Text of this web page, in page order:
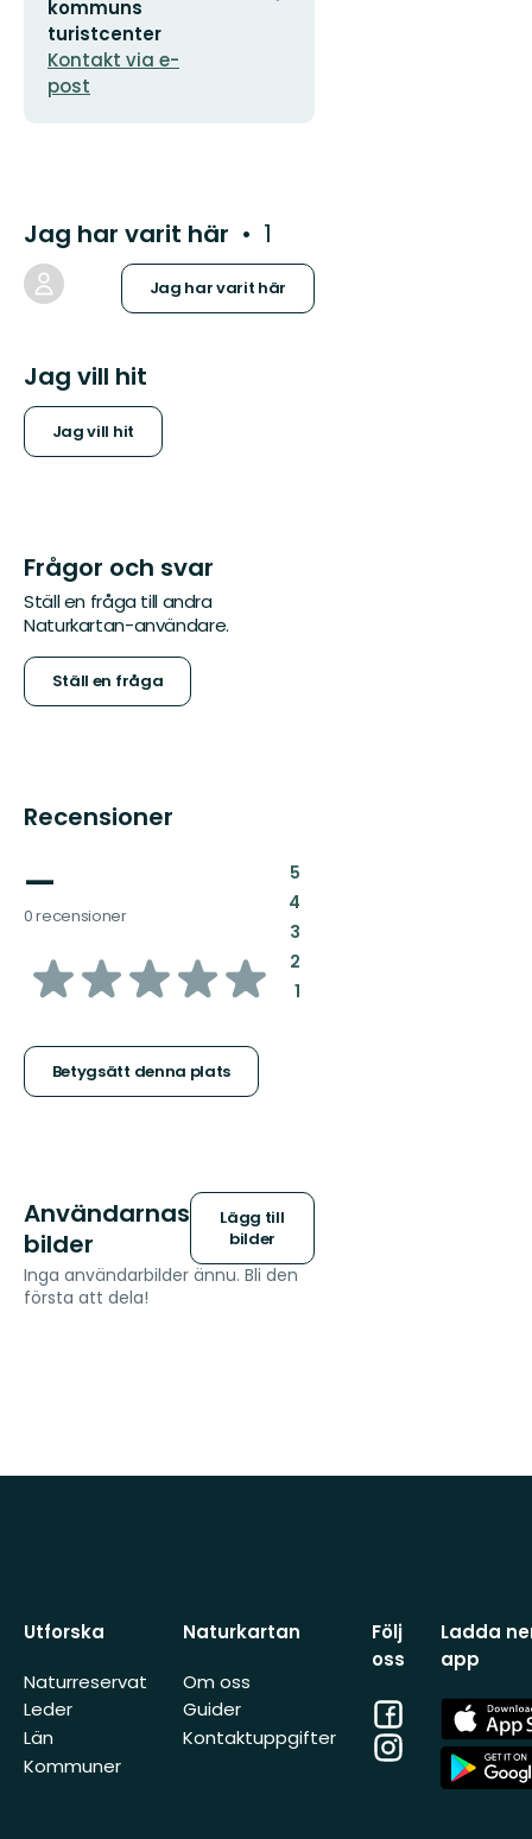
kommuns
turistcenter
Kontakt via e-
post
Jag har varit här 1
Jag har varit här
Jag vill hit
Jag vill hit
Frågor och svar
Ställ en fråga till andra
Naturkartan-användare.
Ställ en fråga
Recensioner
—
0 recensioner
av
stjärnor
Betygsätt denna plats
5:
4:
3:
2:
1:
Användarnas
bilder
Lägg till
bilder
Inga användarbilder ännu. Bli den
första att dela!
Utforska
Naturreservat
Leder
Län
Kommuner
Naturkartan
Om oss
Guider
Kontaktuppgifter
Följ
oss
Facebook
Instagram
Ladda
app
App
Store
App
Store